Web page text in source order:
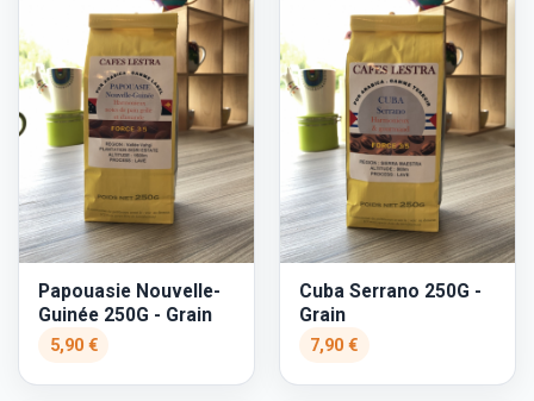
Papouasie Nouvelle-
Guinée 250G - Grain
5,90 €
Cuba Serrano 250G -
Grain
7,90 €